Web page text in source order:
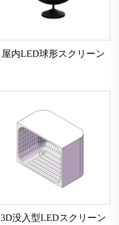
屋内LED球形スクリーン
3D没入型LEDスクリーン